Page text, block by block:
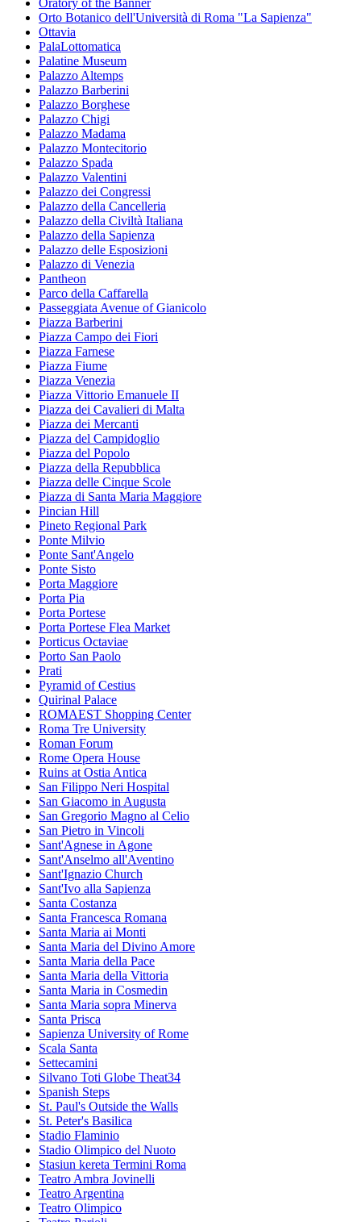
Orto Botanico dell'Università di Roma "La Sapienza"
Ottavia
PalaLottomatica
Palatine Museum
Palazzo Altemps
Palazzo Barberini
Palazzo Borghese
Palazzo Chigi
Palazzo Madama
Palazzo Montecitorio
Palazzo Spada
Palazzo Valentini
Palazzo dei Congressi
Palazzo della Cancelleria
Palazzo della Civiltà Italiana
Palazzo della Sapienza
Palazzo delle Esposizioni
Palazzo di Venezia
Pantheon
Parco della Caffarella
Passeggiata Avenue of Gianicolo
Piazza Barberini
Piazza Campo dei Fiori
Piazza Farnese
Piazza Fiume
Piazza Venezia
Piazza Vittorio Emanuele II
Piazza dei Cavalieri di Malta
Piazza dei Mercanti
Piazza del Campidoglio
Piazza del Popolo
Piazza della Repubblica
Piazza delle Cinque Scole
Piazza di Santa Maria Maggiore
Pincian Hill
Pineto Regional Park
Ponte Milvio
Ponte Sant'Angelo
Ponte Sisto
Porta Maggiore
Porta Pia
Porta Portese
Porta Portese Flea Market
Porticus Octaviae
Porto San Paolo
Prati
Pyramid of Cestius
Quirinal Palace
ROMAEST Shopping Center
Roma Tre University
Roman Forum
Rome Opera House
Ruins at Ostia Antica
San Filippo Neri Hospital
San Giacomo in Augusta
San Gregorio Magno al Celio
San Pietro in Vincoli
Sant'Agnese in Agone
Sant'Anselmo all'Aventino
Sant'Ignazio Church
Sant'Ivo alla Sapienza
Santa Costanza
Santa Francesca Romana
Santa Maria ai Monti
Santa Maria del Divino Amore
Santa Maria della Pace
Santa Maria della Vittoria
Santa Maria in Cosmedin
Santa Maria sopra Minerva
Santa Prisca
Sapienza University of Rome
Scala Santa
Settecamini
Silvano Toti Globe Theat34
Spanish Steps
St. Paul's Outside the Walls
St. Peter's Basilica
Stadio Flaminio
Stadio Olimpico del Nuoto
Stasiun kereta Termini Roma
Teatro Ambra Jovinelli
Teatro Argentina
Teatro Olimpico